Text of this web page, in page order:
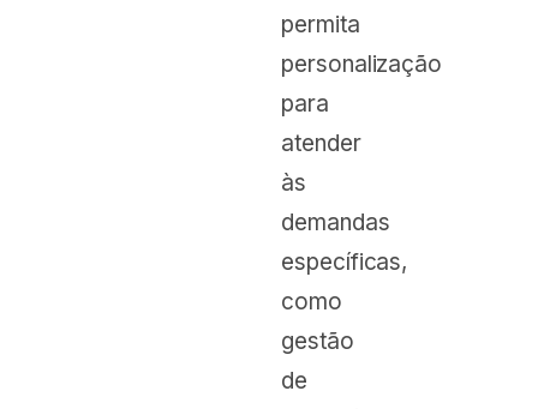
permita
personalização
para
atender
às
demandas
específicas,
como
gestão
de